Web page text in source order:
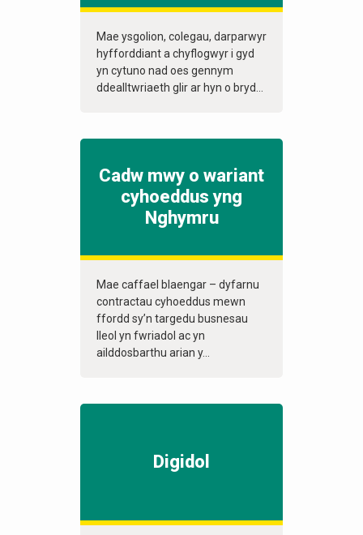
Mae ysgolion, colegau, darparwyr
hyfforddiant a chyflogwyr i gyd
yn cytuno nad oes gennym
ddealltwriaeth glir ar hyn o bryd...
Cadw mwy o wariant
cyhoeddus yng
Nghymru
Mae caffael blaengar – dyfarnu
contractau cyhoeddus mewn
ffordd sy’n targedu busnesau
lleol yn fwriadol ac yn
ailddosbarthu arian y...
Digidol